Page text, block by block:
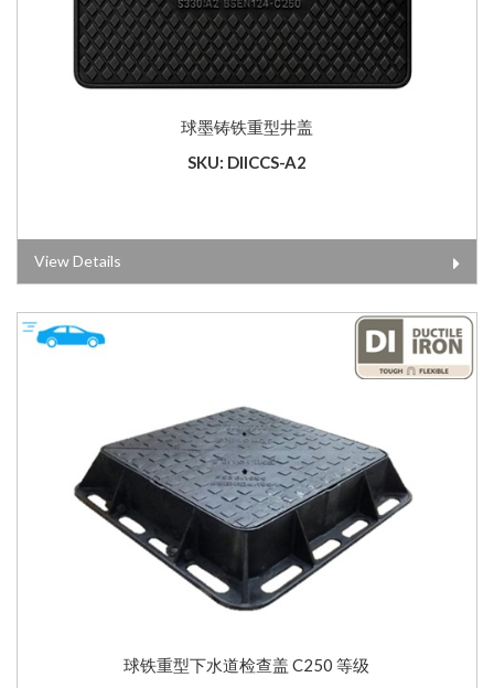
球墨铸铁重型井盖
SKU: DIICCS-A2
View Details
球铁重型下水道检查盖 C250 等级